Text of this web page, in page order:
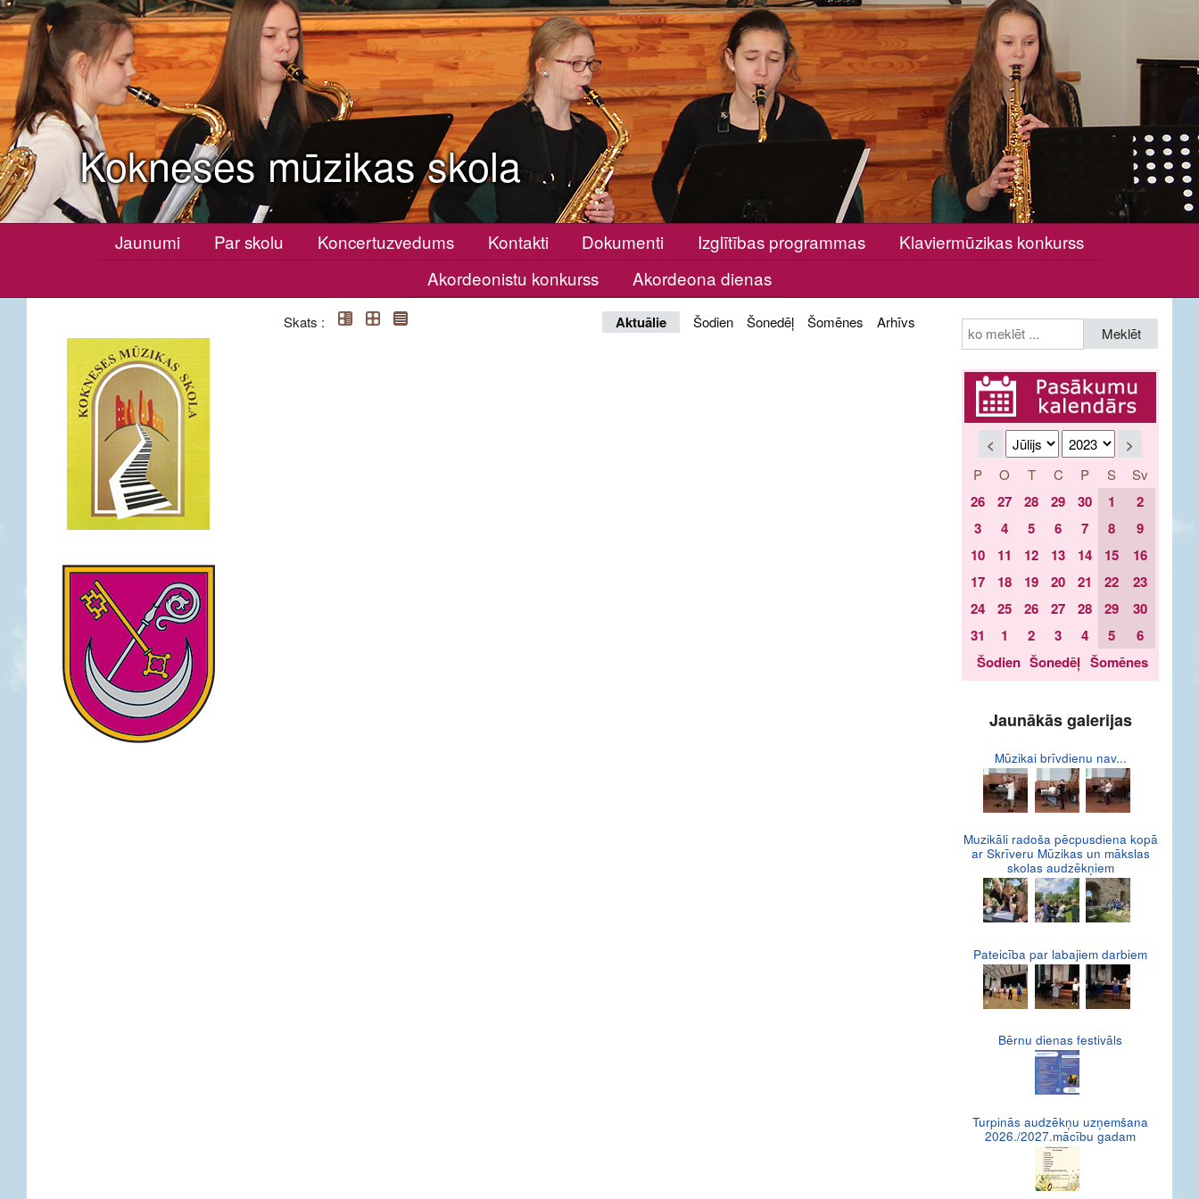
Kokneses mūzikas skola
Jaunumi Par skolu Koncertuzvedums Kontakti Dokumenti Izglītības programmas
Klaviermūzikas konkurss
Akordeonistu konkurss
Akordeona dienas
Skats : Aktuālie Šodien Šonedēļ Šomēnes Arhīvs
Meklēt
< >
P O T C P S Sv
26 27 28 29 30 1
2
3
4 5 6 7 8
9
10
11 12 13 14 15
16
17
18 19 20 21 22
23
24
25 26 27 28 29
30
31
1 2 3 4 5
6
Šodien Šonedēļ Šomēnes
Jaunākās galerijas
Mūzikai brīvdienu nav...
Muzikāli radoša pēcpusdiena kopā
ar Skrīveru Mūzikas un mākslas
skolas audzēkņiem
Pateicība par labajiem darbiem
Bērnu dienas festivāls
Turpinās audzēkņu uzņemšana
2026./2027.mācību gadam